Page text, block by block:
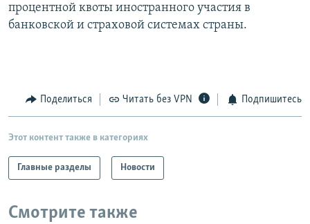
процентной квоты иностранного участия в
банковской и страховой системах страны.
Поделиться Читать без VPN Подпишитесь
Этот контент также в категориях
Главные разделы Новости
Смотрите также